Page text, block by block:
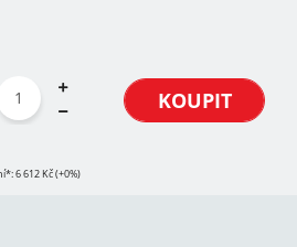
KOUPIT
6 612 Kč (+0%)